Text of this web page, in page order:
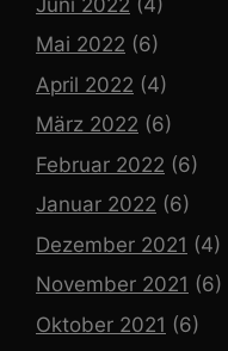
Mai 2022 (6)
April 2022 (4)
März 2022 (6)
Februar 2022 (6)
Januar 2022 (6)
Dezember 2021 (4)
November 2021 (6)
Oktober 2021 (6)